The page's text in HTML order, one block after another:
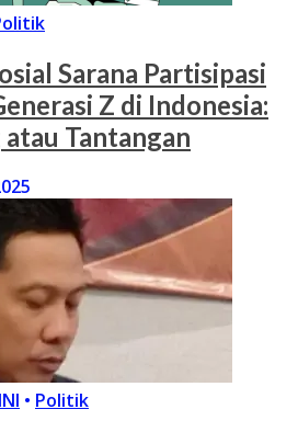
Sarana Partisipasi
Z di Indonesia:
atau Tantangan
• Politik